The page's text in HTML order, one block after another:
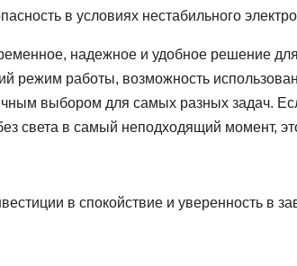
в условиях нестабильного
надежное и удобное решение для
режим работы, возможность
выбором для самых разных задач.
света в самый неподходящий момент,
в спокойствие и уверенность в